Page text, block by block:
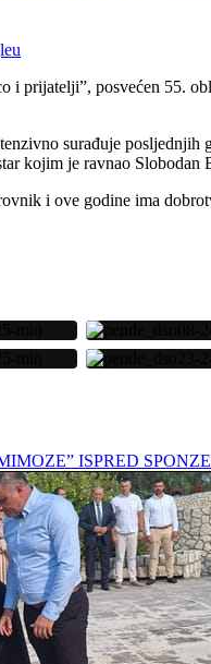
i prijatelji”, posvećen 55.
surađuje
kojim je ravnao Slobodan
i ove godine ima
ISPRED SPONZE